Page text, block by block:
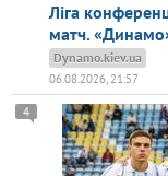
Ліга
матч.
Dynamo.kiev.ua
06.08.2026, 21:57
4